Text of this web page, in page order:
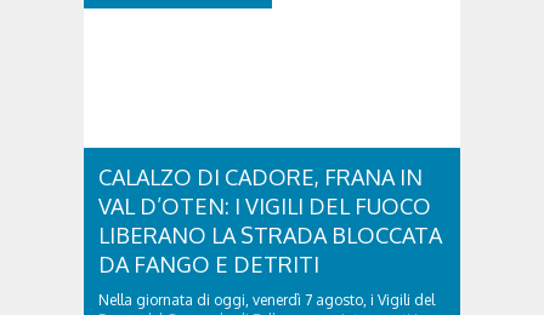
CALALZO DI CADORE, FRANA IN
VAL D’OTEN: I VIGILI DEL FUOCO
LIBERANO LA STRADA BLOCCATA
DA FANGO E DETRITI
Nella giornata di oggi, venerdì 7 agosto, i Vigili del